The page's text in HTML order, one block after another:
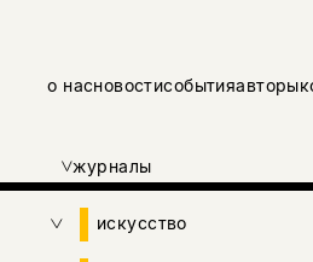
о насновостисобытияавторы
журналы
искусство